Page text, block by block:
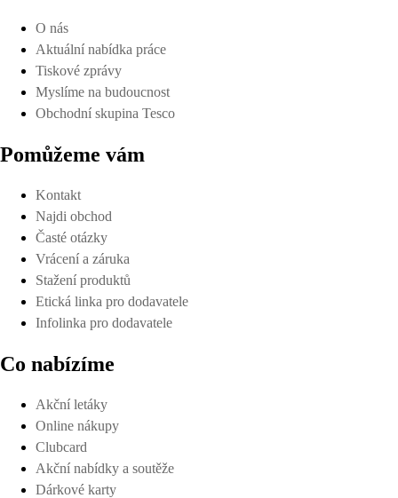
O nás
Aktuální nabídka práce
Tiskové zprávy
Myslíme na budoucnost
Obchodní skupina Tesco
Pomůžeme vám
Kontakt
Najdi obchod
Časté otázky
Vrácení a záruka
Stažení produktů
Etická linka pro dodavatele
Infolinka pro dodavatele
Co nabízíme
Akční letáky
Online nákupy
Clubcard
Akční nabídky a soutěže
Dárkové karty